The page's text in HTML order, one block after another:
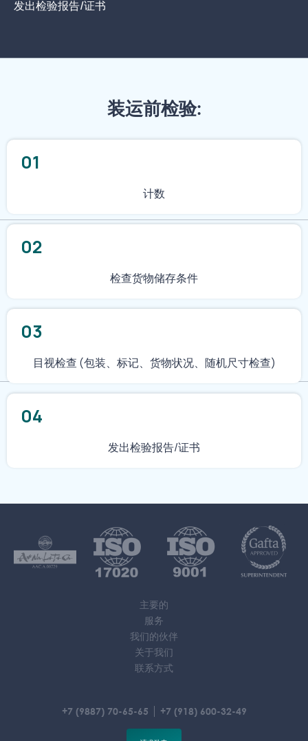
发出检验报告/证书
装运前检验:
01
计数
02
检查货物储存条件
03
目视检查 (包装、标记、货物状况、随机尺寸检查)
04
发出检验报告/证书
主要的
服务
我们的伙伴
关于我们
联系方式
+7 (9887) 70-65-65 +7 (918) 600-32-49